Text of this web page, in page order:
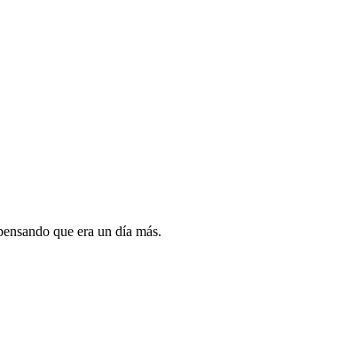
que era un día más.